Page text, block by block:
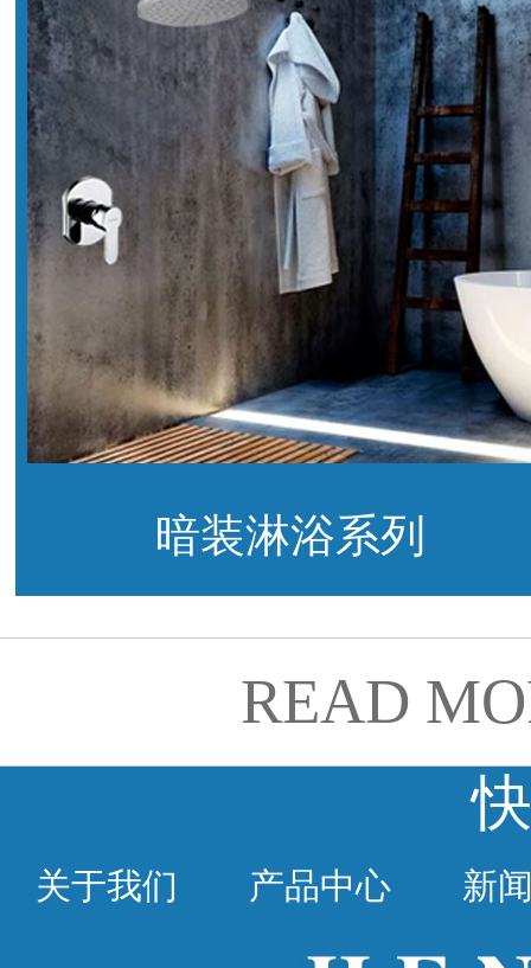
暗装淋浴系列
READ
关于我们 产品中心 新